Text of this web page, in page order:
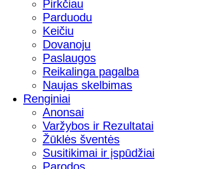
Pirkčiau
Parduodu
Keičiu
Dovanoju
Paslaugos
Reikalinga pagalba
Naujas skelbimas
Renginiai
Anonsai
Varžybos ir Rezultatai
Žūklės šventės
Susitikimai ir įspūdžiai
Parodos